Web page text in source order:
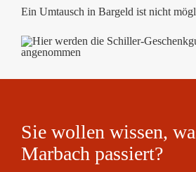
Ein Umtausch in Bargeld ist nicht
Sie wollen wissen,
Marbach passiert?